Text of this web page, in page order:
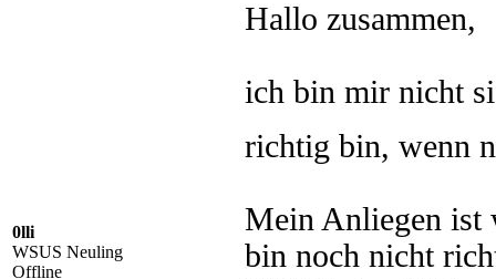
0lli
WSUS Neuling
Offline
Hallo zusammen,
ich bin mir nicht
richtig bin, wenn
Mein Anliegen ist
bin noch nicht